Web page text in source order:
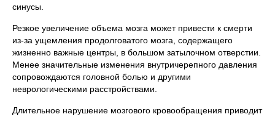
синусы.
Резкое увеличение объема мозга может привести к смерти
из-за ущемления продолговатого мозга, содержащего
жизненно важные центры, в большом затылочном отверстии.
Менее значительные изменения внутричерепного давления
сопровождаются головной болью и другими
неврологическими расстройствами.
Длительное нарушение мозгового кровообращения приводит